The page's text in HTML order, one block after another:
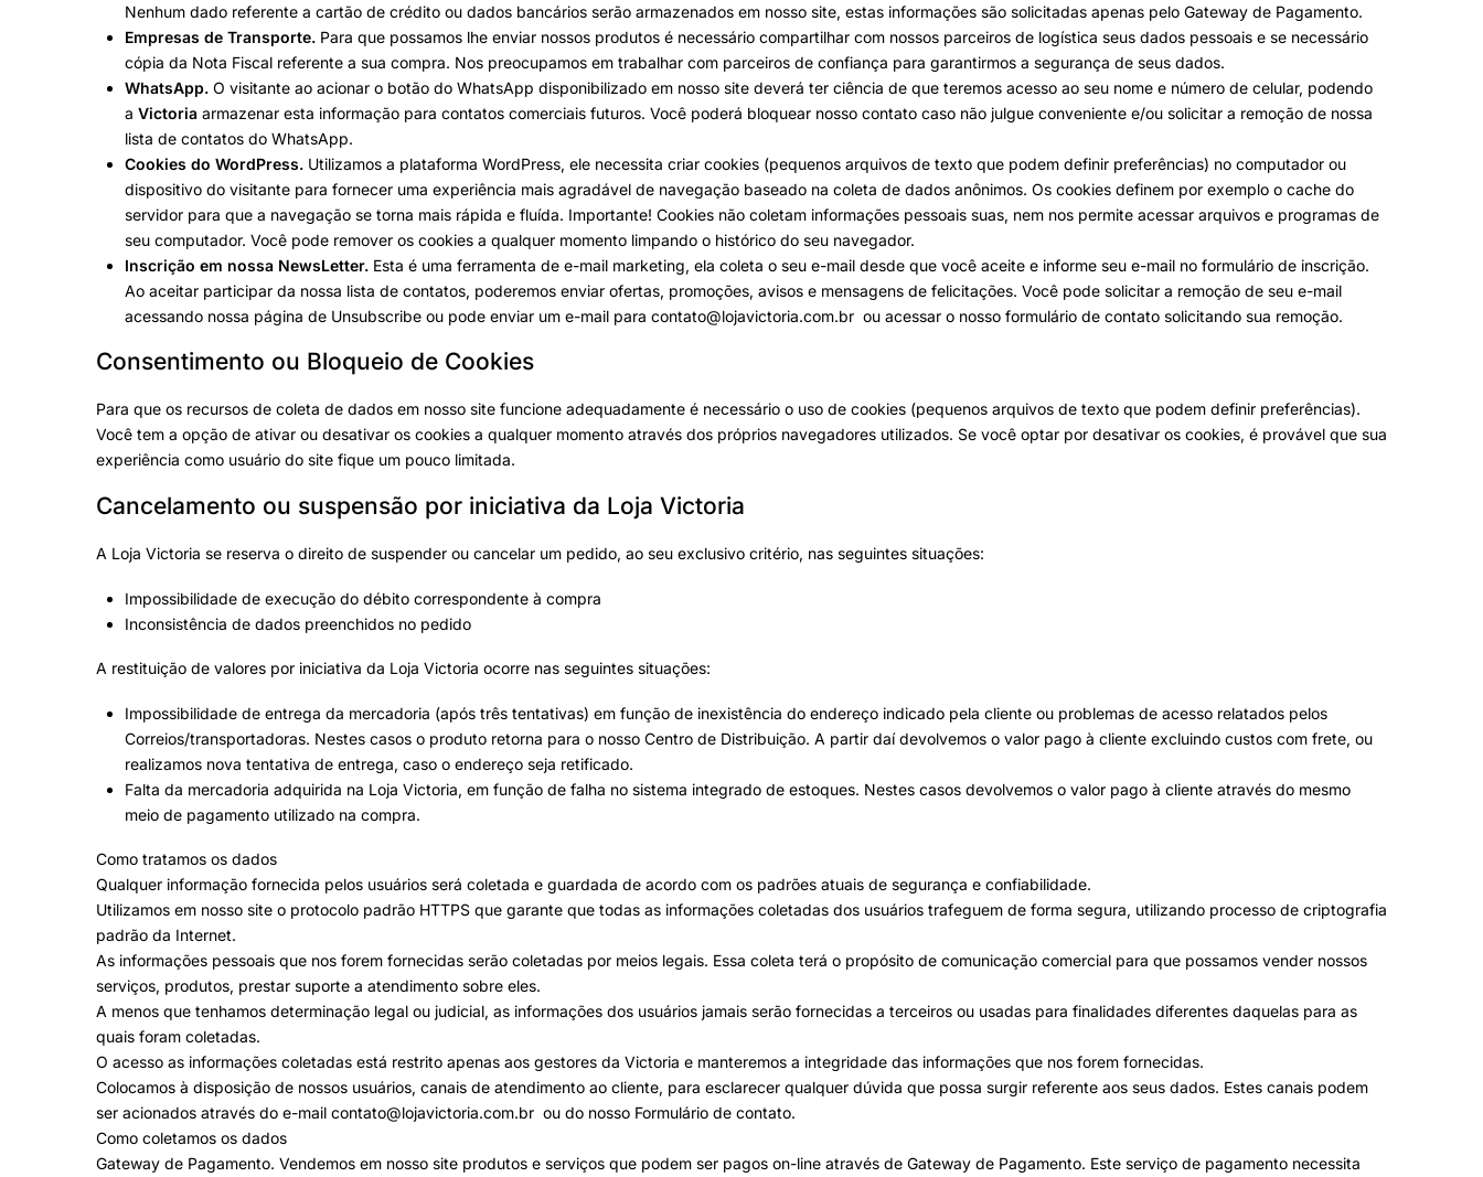
Nenhum dado referente a cartão de crédito ou dados bancários serão armazenados em nosso site, estas informações são solicitadas apenas pelo Gateway de Pagamento.
Empresas de Transporte. Para que possamos lhe enviar nossos produtos é necessário compartilhar com nossos parceiros de logística seus dados pessoais e se necessário
cópia da Nota Fiscal referente a sua compra. Nos preocupamos em trabalhar com parceiros de confiança para garantirmos a segurança de seus dados.
WhatsApp. O visitante ao acionar o botão do WhatsApp disponibilizado em nosso site deverá ter ciência de que teremos acesso ao seu nome e número de celular, podendo
aVictoria armazenar esta informação para contatos comerciais futuros. Você poderá bloquear nosso contato caso não julgue conveniente e/ou solicitar a remoção de nossa
lista de contatos do WhatsApp.
Cookies do WordPress. Utilizamos a plataforma WordPress, ele necessita criar cookies (pequenos arquivos de texto que podem definir preferências) no computador ou
dispositivo do visitante para fornecer uma experiência mais agradável de navegação baseado na coleta de dados anônimos. Os cookies definem por exemplo o cache do
servidor para que a navegação se torna mais rápida e fluída. Importante! Cookies não coletam informações pessoais suas, nem nos permite acessar arquivos e programas de
seu computador. Você pode remover os cookies a qualquer momento limpando o histórico do seu navegador.
Inscrição em nossa NewsLetter. Esta é uma ferramenta de e-mail marketing, ela coleta o seu e-mail desde que você aceite e informe seu e-mail no formulário de inscrição.
Ao aceitar participar da nossa lista de contatos, poderemos enviar ofertas, promoções, avisos e mensagens de felicitações. Você pode solicitar a remoção de seu e-mail
acessando nossa página de Unsubscribe ou pode enviar um e-mail paracontato@lojavictoria.com.br ou acessar o nossoformulário de contato solicitando sua remoção.
Consentimento ou Bloqueio de Cookies
Para que os recursos de coleta de dados em nosso site funcione adequadamente é necessário o uso de cookies (pequenos arquivos de texto que podem definir preferências).
Você tem a opção de ativar ou desativar os cookies a qualquer momento através dos próprios navegadores utilizados. Se você optar por desativar os cookies, é provável que sua
experiência como usuário do site fique um pouco limitada.
Cancelamento ou suspensão por iniciativa da Loja Victoria
A Loja Victoria se reserva o direito de suspender ou cancelar um pedido, ao seu exclusivo critério, nas seguintes situações:
Impossibilidade de execução do débito correspondente à compra
Inconsistência de dados preenchidos no pedido
A restituição de valores por iniciativa da Loja Victoria ocorre nas seguintes situações:
Impossibilidade de entrega da mercadoria (após três tentativas) em função de inexistência do endereço indicado pela cliente ou problemas de acesso relatados pelos
Correios/transportadoras. Nestes casos o produto retorna para o nosso Centro de Distribuição. A partir daí devolvemos o valor pago à cliente excluindo custos com frete, ou
realizamos nova tentativa de entrega, caso o endereço seja retificado.
Falta da mercadoria adquirida na Loja Victoria, em função de falha no sistema integrado de estoques. Nestes casos devolvemos o valor pago à cliente através do mesmo
meio de pagamento utilizado na compra.
Como tratamos os dados
Qualquer informação fornecida pelos usuários será coletada e guardada de acordo com os padrões atuais de segurança e confiabilidade.
Utilizamos em nosso site o protocolo padrão HTTPS que garante que todas as informações coletadas dos usuários trafeguem de forma segura, utilizando processo de criptografia
padrão da Internet.
As informações pessoais que nos forem fornecidas serão coletadas por meios legais. Essa coleta terá o propósito de comunicação comercial para que possamos vender nossos
serviços, produtos, prestar suporte a atendimento sobre eles.
A menos que tenhamos determinação legal ou judicial, as informações dos usuários jamais serão fornecidas a terceiros ou usadas para finalidades diferentes daquelas para as
quais foram coletadas.
O acesso as informações coletadas está restrito apenas aos gestores da Victoria e manteremos a integridade das informações que nos forem fornecidas.
Colocamos à disposição de nossos usuários, canais de atendimento ao cliente, para esclarecer qualquer dúvida que possa surgir referente aos seus dados. Estes canais podem
ser acionados através do e-mail contato@lojavictoria.com.br ou do nosso Formulário de contato.
Como coletamos os dados
Gateway de Pagamento. Vendemos em nosso site produtos e serviços que podem ser pagos on-line através de Gateway de Pagamento. Este serviço de pagamento necessita